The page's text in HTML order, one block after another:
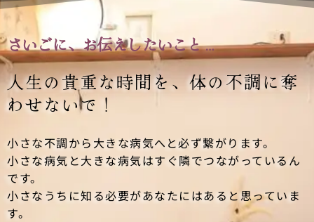
さいごに、お伝えしたいこと…
人生の貴重な時間を、体の不調に奪
わせないで！
小さな不調から大きな病気へと必ず繋がります。
小さな病気と大きな病気はすぐ隣でつながっているん
です。
小さなうちに知る必要があなたにはあると思っていま
す。